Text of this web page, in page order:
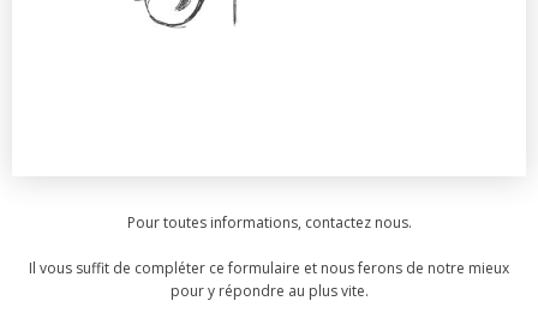
Pour toutes informations, contactez nous.
Il vous suffit de compléter ce formulaire et nous ferons de notre mieux
pour y répondre au plus vite.